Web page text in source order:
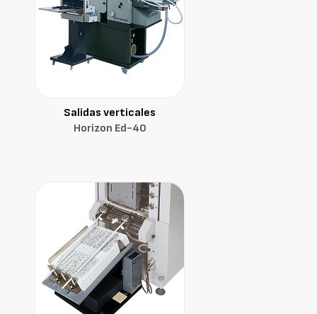
Salidas verticales
Horizon Ed-40